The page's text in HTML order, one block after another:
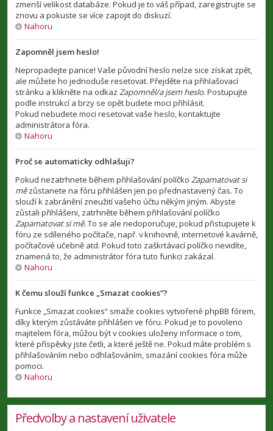
zmenší velikost databáze. Pokud je to váš případ, zaregistrujte se
znovu a pokuste se více zapojit do diskuzí.
Nahoru
Zapomněl jsem heslo!
Nepropadejte panice! Vaše původní heslo nelze sice získat zpět,
ale můžete ho jednoduše resetovat. Přejděte na přihlašovací
stránku a klikněte na odkaz Zapomněl/a jsem heslo. Postupujte
podle instrukcí a brzy se opět budete moci přihlásit.
Pokud nebudete moci resetovat vaše heslo, kontaktujte
administrátora fóra.
Nahoru
Proč se automaticky odhlašuji?
Pokud nezatrhnete během přihlašování políčko Zapamatovat si
mězůstanete na fóru přihlášen jen po přednastavený čas. To
slouží k zabránění zneužití vašeho účtu někým jiným. Abyste
zůstali přihlášeni, zatrhněte během přihlašování políčko
Zapamatovat si mě. To se ale nedoporučuje, pokud přistupujete k
fóru ze sdíleného počítače, např. v knihovně, internetové kavárně,
počítačové učebně atd. Pokud toto zaškrtávací políčko nevidíte,
znamená to, že administrátor fóra tuto funkci zakázal.
Nahoru
K čemu slouží funkce „Smazat cookies“?
Funkce „Smazat cookies“ smaže cookies vytvořené phpBB fórem,
díky kterým zůstáváte přihlášen ve fóru. Pokud je to povoleno
majitelem fóra, můžou být v cookies uloženy informace o tom,
které příspěvky jste četli, a které ještě ne. Pokud máte problém s
přihlašováním nebo odhlašováním, smazání cookies fóra může
pomoci.
Nahoru
Předvolby a nastavení uživatele